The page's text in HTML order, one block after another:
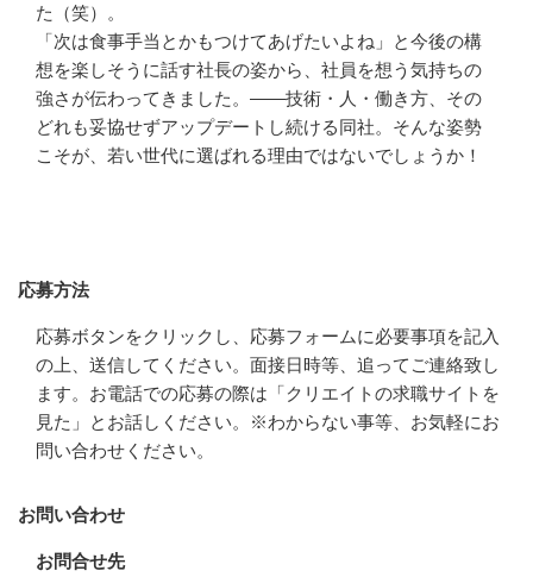
た（笑）。
「次は食事手当とかもつけてあげたいよね」と今後の構
想を楽しそうに話す社長の姿から、社員を想う気持ちの
強さが伝わってきました。――技術・人・働き方、その
どれも妥協せずアップデートし続ける同社。そんな姿勢
こそが、若い世代に選ばれる理由ではないでしょうか！
応募方法
応募ボタンをクリックし、応募フォームに必要事項を記入
の上、送信してください。面接日時等、追ってご連絡致し
ます。お電話での応募の際は「クリエイトの求職サイトを
見た」とお話しください。※わからない事等、お気軽にお
問い合わせください。
お問い合わせ
お問合せ先